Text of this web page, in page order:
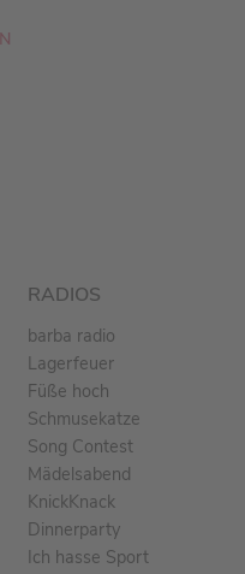
RADIOS
barba radio
Lagerfeuer
Füße hoch
Schmusekatze
Song Contest
Mädelsabend
KnickKnack
Dinnerparty
Ich hasse Sport